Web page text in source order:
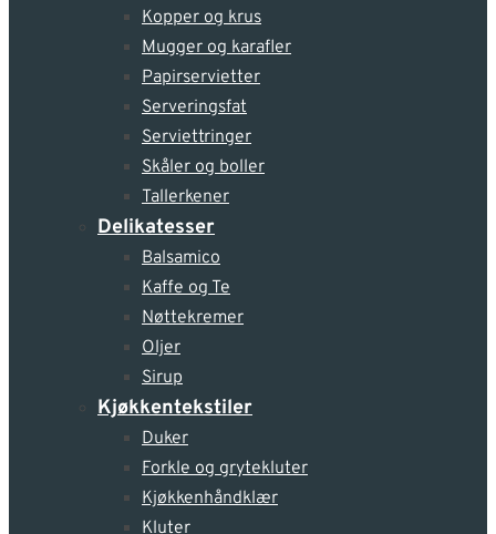
Kopper og krus
Mugger og karafler
Papirservietter
Serveringsfat
Serviettringer
Skåler og boller
Tallerkener
Delikatesser
Balsamico
Kaffe og Te
Nøttekremer
Oljer
Sirup
Kjøkkentekstiler
Duker
Forkle og grytekluter
Kjøkkenhåndklær
Kluter